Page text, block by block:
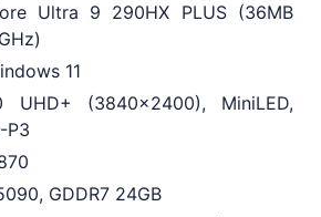
Ultra 9 290HX PLUS (36MB
11
UHD+ (3840x2400), MiniLED,
P3
GDDR7 24GB